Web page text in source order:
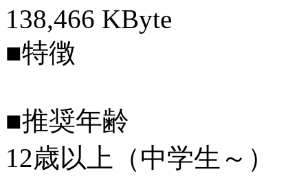
138,466 KByte
■特徴
■推奨年齢
12歳以上（中学生～）